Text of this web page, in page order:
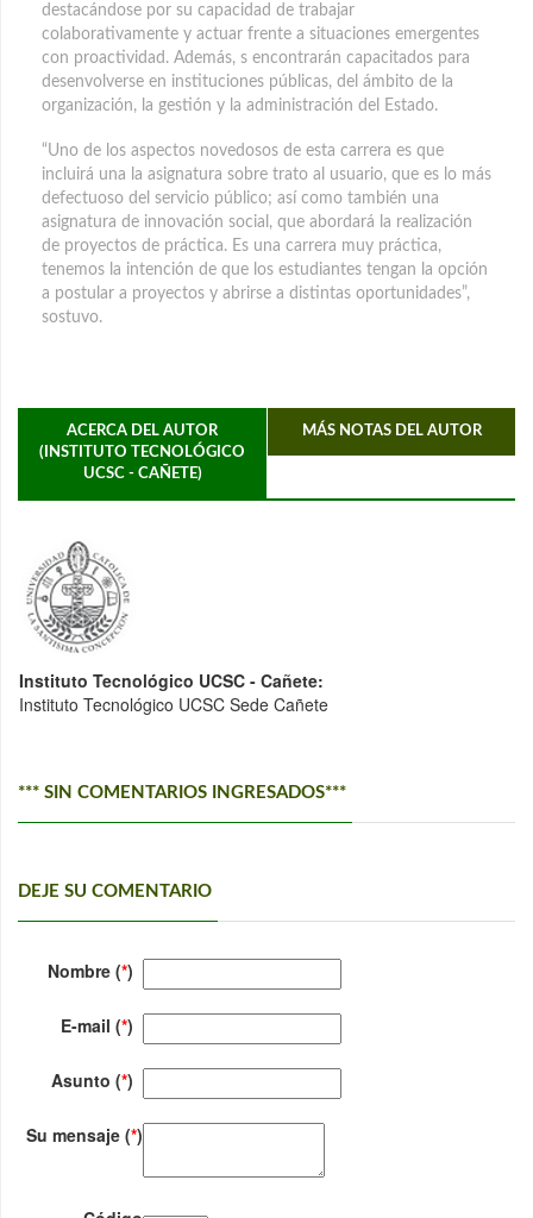
destacándose por su capacidad de trabajar
colaborativamente y actuar frente a situaciones emergentes
con proactividad. Además, s encontrarán capacitados para
desenvolverse en instituciones públicas, del ámbito de la
organización, la gestión y la administración del Estado.
“Uno de los aspectos novedosos de esta carrera es que
incluirá una la asignatura sobre trato al usuario, que es lo más
defectuoso del servicio público; así como también una
asignatura de innovación social, que abordará la realización
de proyectos de práctica. Es una carrera muy práctica,
tenemos la intención de que los estudiantes tengan la opción
a postular a proyectos y abrirse a distintas oportunidades”,
sostuvo.
ACERCA DEL AUTOR
(INSTITUTO TECNOLÓGICO
UCSC - CAÑETE)
MÁS NOTAS DEL AUTOR
Instituto Tecnológico UCSC - Cañete:
Instituto Tecnológico UCSC Sede Cañete
*** SIN COMENTARIOS INGRESADOS***
DEJE SU COMENTARIO
Nombre (*)
E-mail (*)
Asunto (*)
Su mensaje (*)